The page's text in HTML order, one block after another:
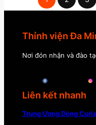
Thỉnh viện Đa
Nơi đón nhận và đào
Liên kết nhanh
Trung Ương Dòng Curia